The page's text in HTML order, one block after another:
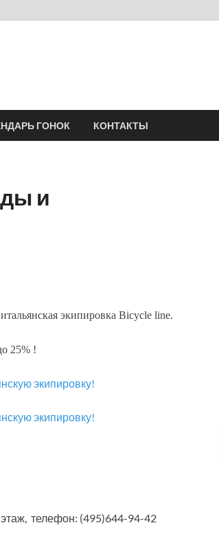
ГОНОК КОНТАКТЫ
и
экипировка Bicycle line.
25% !
телефон: (495)644-94-42